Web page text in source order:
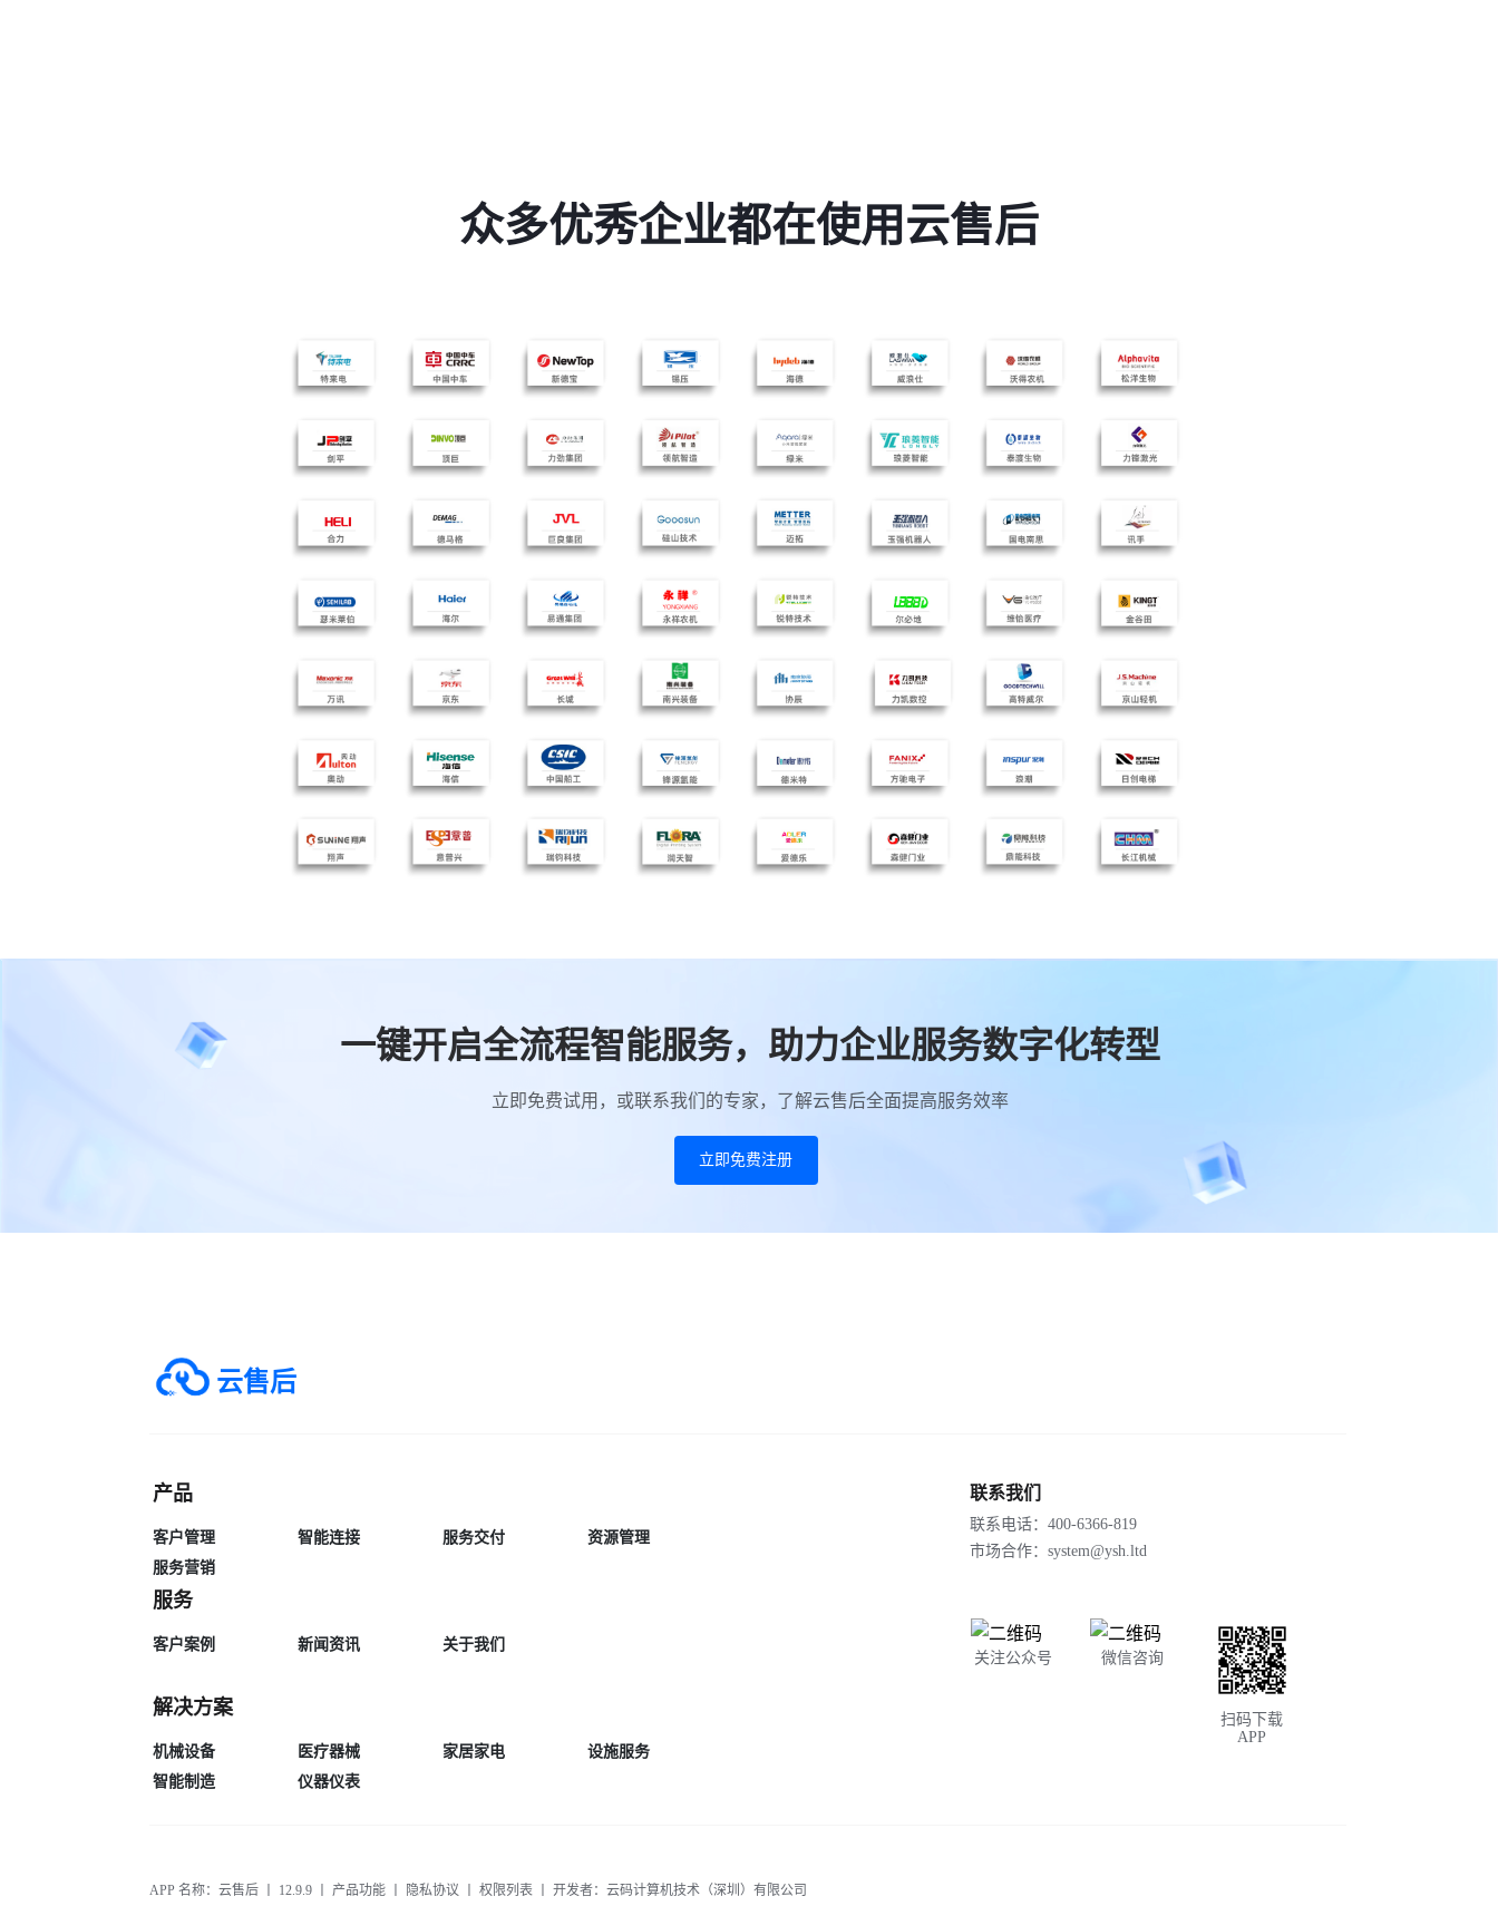
众多优秀企业都在使用云售后
一键开启全流程智能服务，助力企业服务数字化转型
立即免费试用，或联系我们的专家，了解云售后全面提高服务效率
立即免费注册
云售后
产品
客户管理 智能连接 服务交付
资源管理
服务营销
服务
客户案例 新闻资讯 关于我们
解决方案
机械设备 医疗器械 家居家电
设施服务
智能制造
仪器仪表
联系我们
联系电话：400-6366-819
市场合作：system@ysh.ltd
关注公众号 微信咨询
扫码下载
APP
APP 名称：云售后 丨 12.9.9 丨 产品功能 隐私协议 丨权限列表 丨 开发者：云码计算机技术（深圳）有限公司